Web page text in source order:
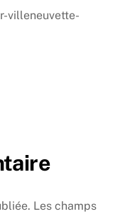
villeneuvette-
Les champs